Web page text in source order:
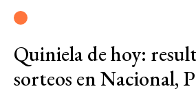
Quiniela de hoy:
sorteos en Nacional,